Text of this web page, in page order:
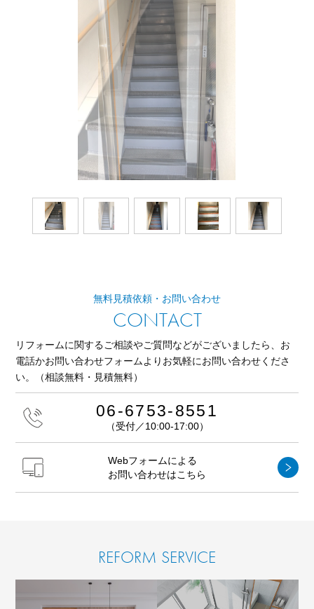
無料見積依頼・お問い合わせ
CONTACT
リフォームに関するご相談やご質問などがございましたら、 お
電話かお問い合わせフォームよりお気軽にお問い合わせくださ
い。
（相談無料・見積無料）
06-6753-8551
（受付／10:00-17:00）
Webフォームによる
お問い合わせはこちら
REFORM SERVICE